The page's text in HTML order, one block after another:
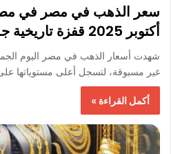
أكتوبر 2025 قفزة تاريخية جديد
غير مسبوقة، لتسجل أعلى مستوياتها
أكمل القراءة »